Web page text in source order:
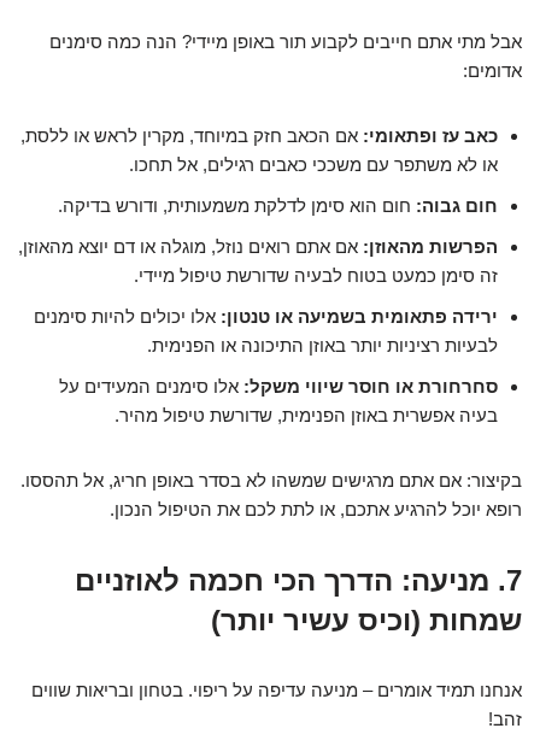
אבל מתי אתם חייבים לקבוע תור באופן מיידי? הנה כמה סימנים
אדומים:
כאב עז ופתאומי: אם הכאב חזק במיוחד, מקרין לראש או ללסת,
או לא משתפר עם משככי כאבים רגילים, אל תחכו.
חום גבוה: חום הוא סימן לדלקת משמעותית, ודורש בדיקה.
הפרשות מהאוזן: אם אתם רואים נוזל, מוגלה או דם יוצא מהאוזן,
זה סימן כמעט בטוח לבעיה שדורשת טיפול מיידי.
ירידה פתאומית בשמיעה או טנטון: אלו יכולים להיות סימנים
לבעיות רציניות יותר באוזן התיכונה או הפנימית.
סחרחורת או חוסר שיווי משקל: אלו סימנים המעידים על
בעיה אפשרית באוזן הפנימית, שדורשת טיפול מהיר.
בקיצור: אם אתם מרגישים שמשהו לא בסדר באופן חריג, אל תהססו.
רופא יוכל להרגיע אתכם, או לתת לכם את הטיפול הנכון.
7. מניעה: הדרך הכי חכמה לאוזניים
שמחות (וכיס עשיר יותר)
אנחנו תמיד אומרים – מניעה עדיפה על ריפוי. בטחון ובריאות שווים
זהב!